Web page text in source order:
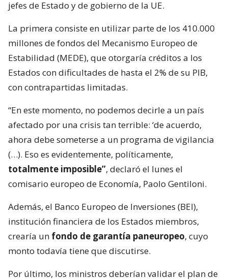
jefes de Estado y de gobierno de la UE.
La primera consiste en utilizar parte de los 410.000
millones de fondos del Mecanismo Europeo de
Estabilidad (MEDE), que otorgaría créditos a los
Estados con dificultades de hasta el 2% de su PIB,
con contrapartidas limitadas.
“En este momento, no podemos decirle a un país
afectado por una crisis tan terrible: ‘de acuerdo,
ahora debe someterse a un programa de vigilancia
(…). Eso es evidentemente, políticamente,
totalmente imposible”, declaró el lunes el
comisario europeo de Economía, Paolo Gentiloni.
Además, el Banco Europeo de Inversiones (BEI),
institución financiera de los Estados miembros,
crearía un fondo de garantía paneuropeo, cuyo
monto todavía tiene que discutirse.
Por último, los ministros deberían validar el plan de